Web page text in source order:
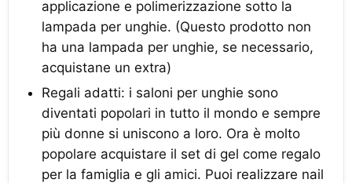
applicazione e polimerizzazione sotto la
lampada per unghie. (Questo prodotto non
ha una lampada per unghie, se necessario,
acquistane un extra)
Regali adatti: i saloni per unghie sono
diventati popolari in tutto il mondo e sempre
più donne si uniscono a loro. Ora è molto
popolare acquistare il set di gel come regalo
per la famiglia e gli amici. Puoi realizzare nail